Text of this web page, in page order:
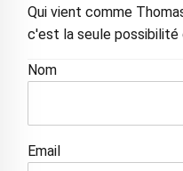
Qui vient comme
c'est la seule possibilité
Nom
Email